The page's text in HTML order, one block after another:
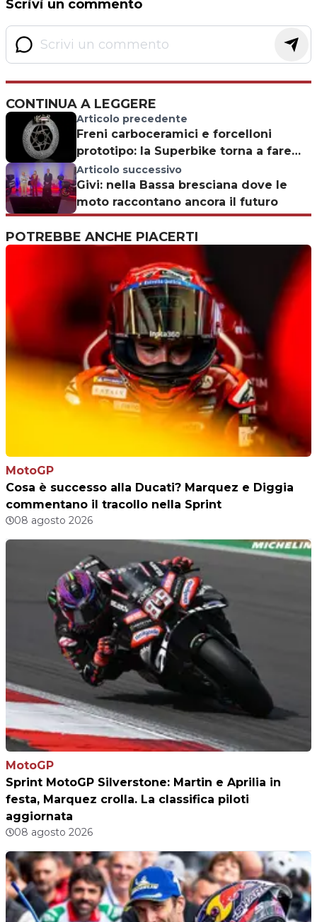
Scrivi un commento
CONTINUA A LEGGERE
Articolo precedente
Freni carboceramici e forcelloni
prototipo: la Superbike torna a fare
sperimentazione
Articolo successivo
Givi: nella Bassa bresciana dove le
moto raccontano ancora il futuro
POTREBBE ANCHE PIACERTI
MotoGP
Cosa è successo alla Ducati? Marquez e Diggia
commentano il tracollo nella Sprint
08 agosto 2026
MotoGP
Sprint MotoGP Silverstone: Martin e Aprilia in
festa, Marquez crolla. La classifica piloti
aggiornata
08 agosto 2026